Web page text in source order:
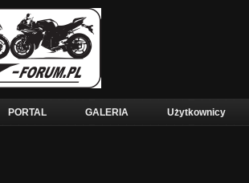
PORTAL GALERIA Użytkownicy